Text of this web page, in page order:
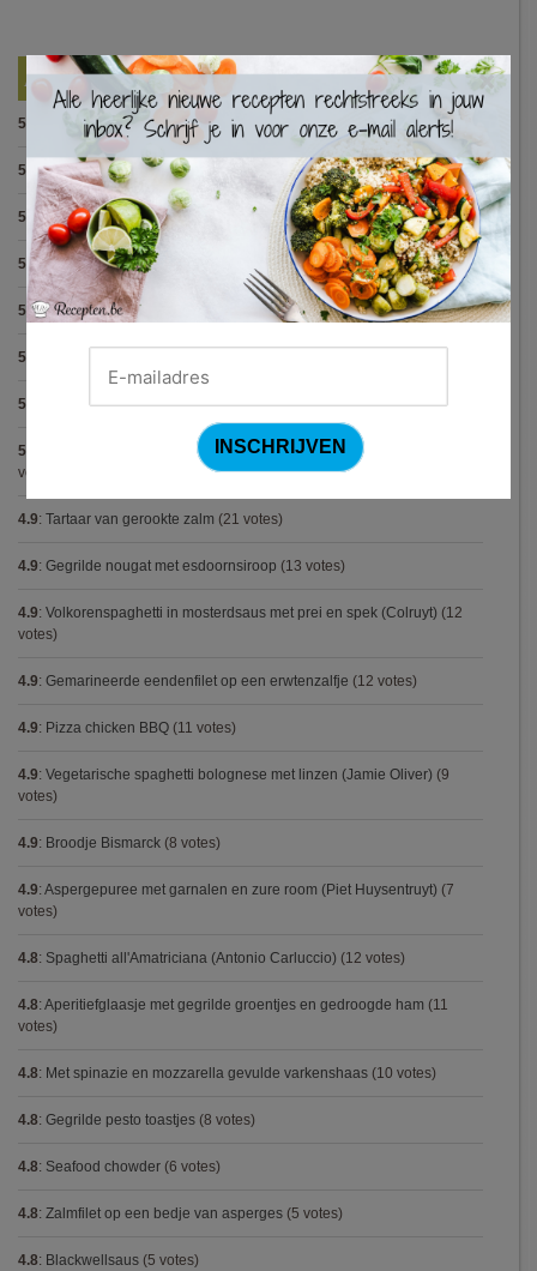
Best Beoordeelde Recepten
5.0 Pasta alla puttanesca(10 votes)
5.0:Pasta met spinazieballetjes (Antonio Carluccio)(8 votes)
5.0:Pasta pesto(8 votes)
5.0 : Steak met Cajun patatjes en rodekoolsla(8 votes)
5.0:Avocadosoep met grijze garnalen (7 votes)
5.0
5.0 Capellini met scampi (Gordon Ramsay)(5 votes)
5.0 Hertensteak met rodewijnsaus, vijgen en bospaddestoelen
votes)
4.9: Tartaar van gerookte zalm (21 votes)
4.9: Gegrilde nougat met esdoornsiroop (13 votes)
4.9: Volkorenspaghetti in mosterdsaus met prei en spek (Colruyt) (12
votes)
4.9: Gemarineerde eendenfilet op een erwtenzalfje (12 votes)
4.9: Pizza chicken BBQ (11 votes)
4.9: Vegetarische spaghetti bolognese met linzen (Jamie Oliver) (9
votes)
4.9: Broodje Bismarck (8 votes)
4.9: Aspergepuree met garnalen en zure room (Piet Huysentruyt) (7
votes)
4.8: Spaghetti all'Amatriciana (Antonio Carluccio) (12 votes)
4.8: Aperitiefglaasje met gegrilde groentjes en gedroogde ham (11
votes)
4.8: Met spinazie en mozzarella gevulde varkenshaas (10 votes)
4.8: Gegrilde pesto toastjes (8 votes)
4.8: Seafood chowder (6 votes)
4.8: Zalmfilet op een bedje van asperges (5 votes)
4.8: Blackwellsaus (5 votes)
×